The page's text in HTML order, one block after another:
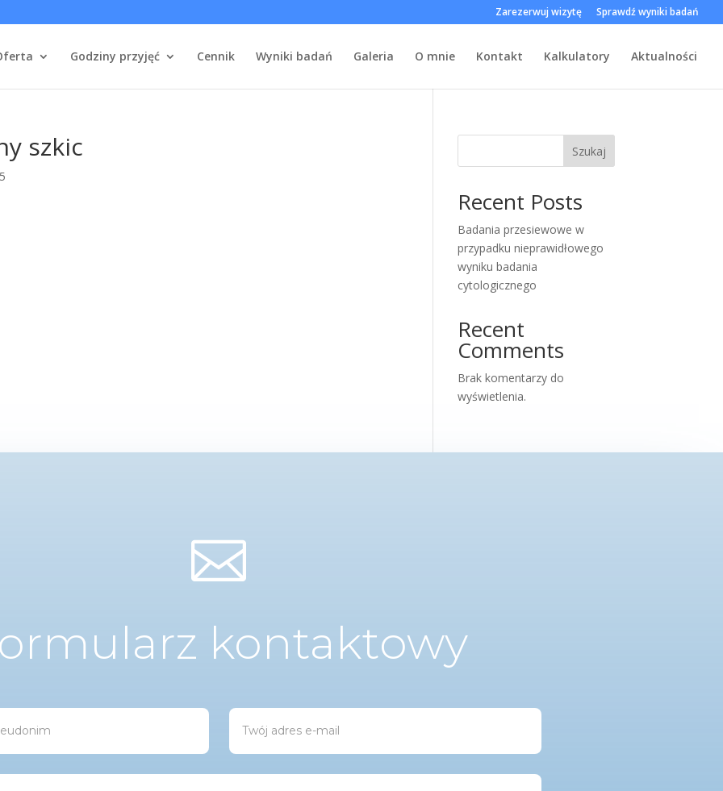
Zarezerwuj wizytę Sprawdź wyniki badań
Godziny przyjęć Cennik Wyniki badań Galeria O mnie Kontakt Kalkulatory Aktualności
szkic Szukaj
Recent Posts
Badania przesiewowe w
przypadku nieprawidłowego
wyniku badania
cytologicznego
Recent
Comments
Brak komentarzy do
wyświetlenia.

kontaktowy